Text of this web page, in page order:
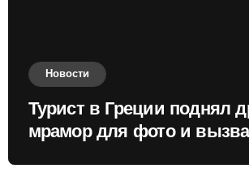
Новости
Турист в Греции поднял
мрамор для фото и